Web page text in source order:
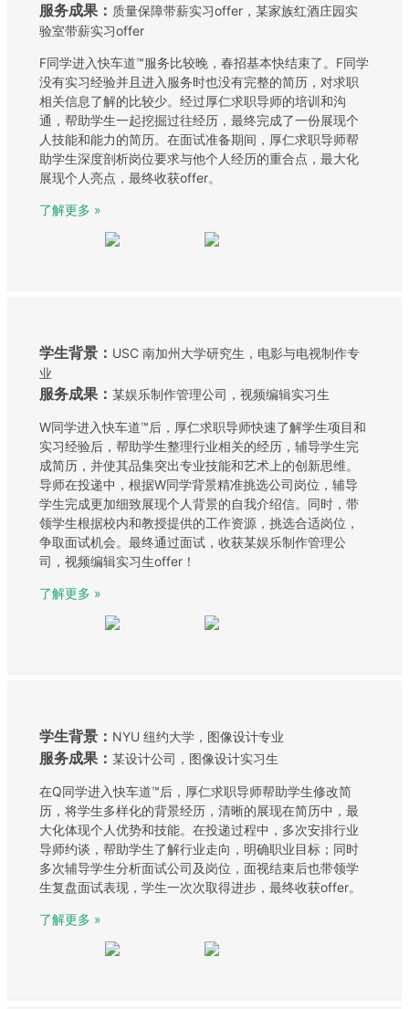
服务成果： 质量保障带薪实习offer，某家族红酒庄园实
验室带薪实习offer
F同学进入快车道™服务比较晚，春招基本快结束了。F同学
没有实习经验并且进入服务时也没有完整的简历，对求职
相关信息了解的比较少。经过厚仁求职导师的培训和沟
通，帮助学生一起挖掘过往经历，最终完成了一份展现个
人技能和能力的简历。在面试准备期间，厚仁求职导师帮
助学生深度剖析岗位要求与他个人经历的重合点，最大化
展现个人亮点，最终收获offer。
了解更多 »
学生背景： USC 南加州大学研究生，电影与电视制作专
业
服务成果： 某娱乐制作管理公司，视频编辑实习生
W同学进入快车道™️后，厚仁求职导师快速了解学生项目和
实习经验后，帮助学生整理行业相关的经历，辅导学生完
成简历，并使其品集突出专业技能和艺术上的创新思维。
导师在投递中，根据W同学背景精准挑选公司岗位，辅导
学生完成更加细致展现个人背景的自我介绍信。同时，带
领学生根据校内和教授提供的工作资源，挑选合适岗位，
争取面试机会。最终通过面试，收获某娱乐制作管理公
司，视频编辑实习生offer！
了解更多 »
学生背景： NYU 纽约大学，图像设计专业
服务成果： 某设计公司，图像设计实习生
在Q同学进入快车道™️后，厚仁求职导师帮助学生修改简
历，将学生多样化的背景经历，清晰的展现在简历中，最
大化体现个人优势和技能。在投递过程中，多次安排行业
导师约谈，帮助学生了解行业走向，明确职业目标；同时
多次辅导学生分析面试公司及岗位，面视结束后也带领学
生复盘面试表现，学生一次次取得进步，最终收获offer。
了解更多 »